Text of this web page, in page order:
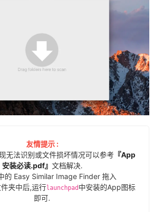
友情提示 :
无法识别或文件损坏情况可以参考 『App
安装必读.pdf』 文档解决.
的 Easy Similar Image Finder 拖入
夹中后,运行launchpad 中安装的App图标
即可.